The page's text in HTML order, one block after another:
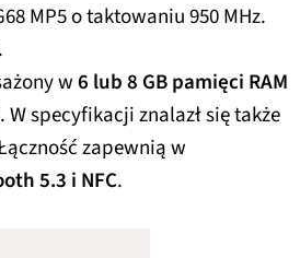
MP5 o taktowaniu 950 MHz.
.
w6 lub 8 GB pamięci RAM
specyfikacji znalazł się także
zapewnią w
5.3 i NFC.